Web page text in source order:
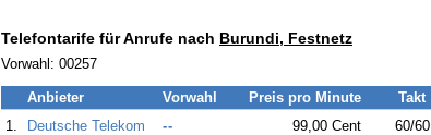
Telefontarife für Anrufe nach Burundi, Festnetz
Vorwahl: 00257
Anbieter Vorwahl Preis pro Minute Takt
1.
Deutsche Telekom -- 99,00 Cent 60/60